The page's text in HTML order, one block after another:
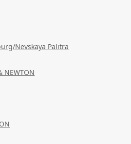
Nevskaya Palitra
NEWTON